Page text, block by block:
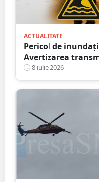
ACTUALITATE
Pericol de
Avertizarea
8 iulie 2026